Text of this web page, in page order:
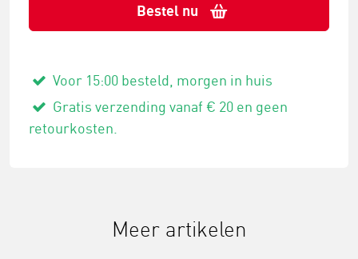
Bestel nu
Voor 15:00 besteld, morgen in huis
Gratis verzending vanaf € 20 en geen
retourkosten.
Meer artikelen